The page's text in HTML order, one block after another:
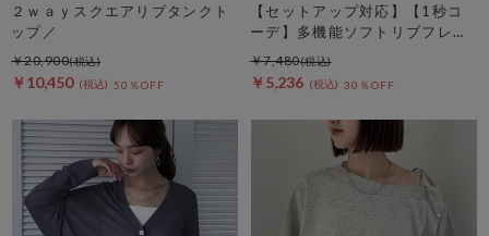
２ｗａｙスクエアリブタンクト
ップ／
￥10,450 50％OFF
￥20,900
【セットアップ対応】【1秒コ
ーデ】多機能ソフトリブフレン
チスリーブトップス
￥5,236 30％OFF
￥7,480